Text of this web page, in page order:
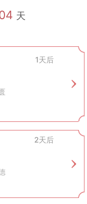
。
的准备。
能够加强成员之间的联
典礼来彰显其统治合法
尊敬与感恩，倡导人类
的文化遗产，蕴含着丰
天
1天后
2天后